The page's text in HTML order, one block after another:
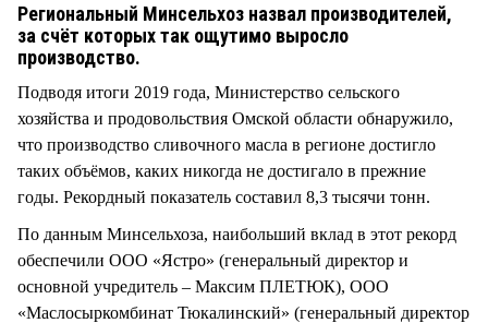
Региональный Минсельхоз назвал производителей,
за счёт которых так ощутимо выросло
производство.
Подводя итоги 2019 года, Министерство сельского
хозяйства и продовольствия Омской области обнаружило,
что производство сливочного масла в регионе достигло
таких объёмов, каких никогда не достигало в прежние
годы. Рекордный показатель составил 8,3 тысячи тонн.
По данным Минсельхоза, наибольший вклад в этот рекорд
обеспечили ООО «Ястро» (генеральный директор и
основной учредитель – Максим ПЛЕТЮК), ООО
«Маслосыркомбинат Тюкалинский» (генеральный директор